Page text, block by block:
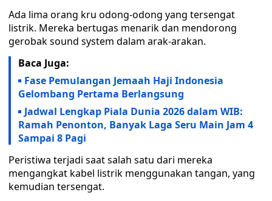
Ada lima orang kru odong-odong yang tersengat
listrik. Mereka bertugas menarik dan mendorong
gerobak sound system dalam arak-arakan.
Baca Juga:
Fase Pemulangan Jemaah Haji Indonesia
Gelombang Pertama Berlangsung
Jadwal Lengkap Piala Dunia 2026 dalam WIB:
Ramah Penonton, Banyak Laga Seru Main Jam 4
Sampai 8 Pagi
Peristiwa terjadi saat salah satu dari mereka
mengangkat kabel listrik menggunakan tangan, yang
kemudian tersengat.